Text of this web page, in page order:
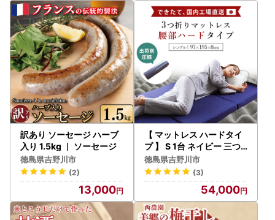
訳あり ソーセージ ハーブ
入り 1.5kg ｜ ソーセージ
徳島県吉野川市
(2)
13,000
【 マットレス ハードタイ
プ 】 S 1台 ネイビー 三つ
折り 腰痛 マットレス
徳島県吉野川市
(3)
54,000